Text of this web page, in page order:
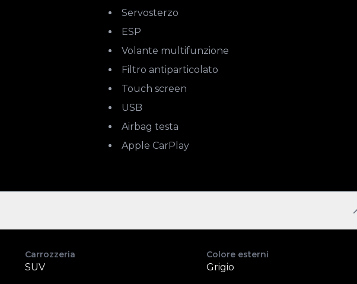
Servosterzo
ESP
Volante multifunzione
Filtro antiparticolato
Touch screen
USB
Airbag testa
Apple CarPlay
Carrozzeria
SUV
Colore esterni
Grigio